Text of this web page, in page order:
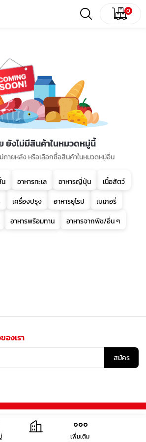
0
ยังไม่มีสินค้าในหมวดหมู่นี้
ายหลัง หรือเลือกซื้อสินค้าในหมวดหมู่อื่น
น อาหารทะเล อาหารญี่ปุ่น
เนื้อสัตว์
เครื่องปรุง อาหารยุโรป
เบเกอรี่
อาหารพร้อมทาน อาหารจากพืช/อื่น ๆ
องเรา
สมัคร
เพิ่มเติม